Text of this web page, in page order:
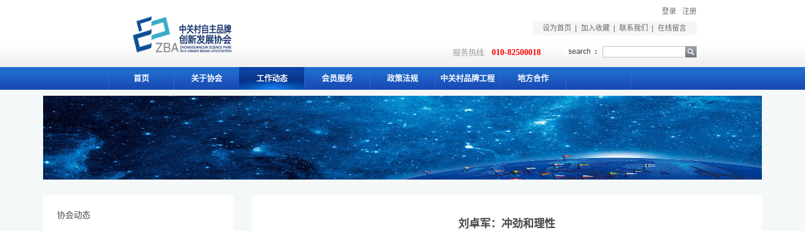
设为首页 加入收藏 联系我们 在线留言
服务热线: 010-82500018
登录 注册
首页 关于协会 工作动态 会员服务 政策法规 中关村品牌工程 地方合作
协会动态
刘卓军：冲劲和理性